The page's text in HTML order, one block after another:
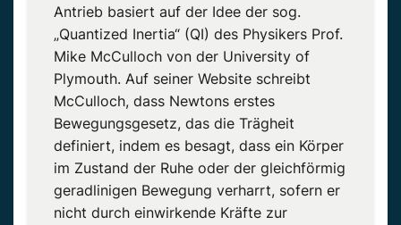
Antrieb basiert auf der Idee der sog.
„Quantized Inertia“ (QI) des Physikers Prof.
Mike McCulloch von der University of
Plymouth. Auf seiner Website schreibt
McCulloch, dass Newtons erstes
Bewegungsgesetz, das die Trägheit
definiert, indem es besagt, dass ein Körper
im Zustand der Ruhe oder der gleichförmig
geradlinigen Bewegung verharrt, sofern er
nicht durch einwirkende Kräfte zur